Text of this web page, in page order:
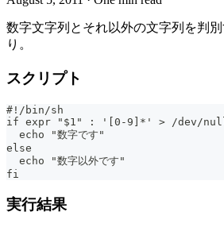
数字文字列とそれ以外の文字列を判
り。
スクリプト
#!/bin/sh
if expr "$1" : '[0-9]*' > /dev/
  echo "数字です"
else
  echo "数字以外です"
fi
実行結果